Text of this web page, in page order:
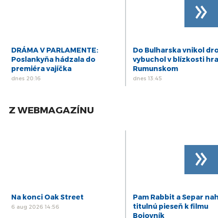
DRÁMA V PARLAMENTE:
Poslankyňa hádzala do
premiéra vajíčka
dnes 20:16
Do Bulharska vnikol
vybuchol v blízkosti
Rumunskom
dnes 13:45
»
Z WEBMAGAZÍNU
Na konci Oak Street
6 aug 2026 14:56
Pam Rabbit a Separ
titulnú pieseň k filmu
Bojovník
»